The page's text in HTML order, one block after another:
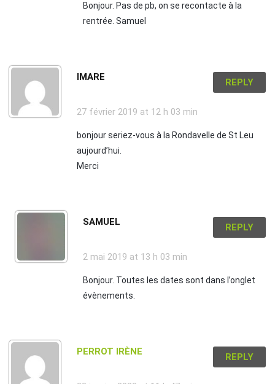
Bonjour. Pas de pb, on se recontacte à la
rentrée. Samuel
IMARE REPLY
27 février 2019 at 12 h 03 min
bonjour seriez-vous à la Rondavelle de St Leu
aujourd’hui.
Merci
SAMUEL REPLY
2 mai 2019 at 13 h 03 min
Bonjour. Toutes les dates sont dans l’onglet
évènements.
PERROT IRÈNE REPLY